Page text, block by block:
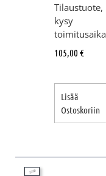
Tilaustuote,
kysy
toimitusaika
105,00 €
Lisää
Ostoskoriin